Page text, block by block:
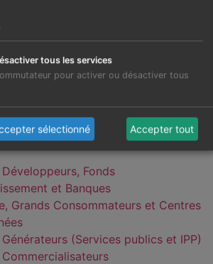
Fonds
et Banques
Grands Consommateurs et Centres
(Services publics et IPP)
tous les services
pour activer ou désactiver tous
sélectionné Accepter tout